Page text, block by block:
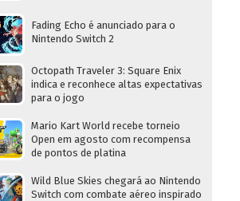
Fading Echo é anunciado para o
Nintendo Switch 2
Octopath Traveler 3: Square Enix
indica e reconhece altas expectativas
para o jogo
Mario Kart World recebe torneio
Open em agosto com recompensa
de pontos de platina
Wild Blue Skies chegará ao Nintendo
Switch com combate aéreo inspirado